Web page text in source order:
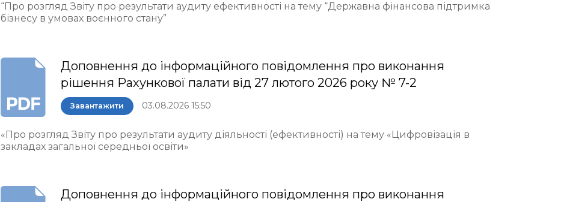
“Про розгляд Звіту про результати аудиту ефективності на тему “Державна фінансова підтримка
бізнесу в умовах воєнного стану”
Доповнення до інформаційного повідомлення про виконання
рішення Рахункової палати від 27 лютого 2026 року № 7-2
Завантажити 03.08.2026 15:50
«Про розгляд Звіту про результати аудиту діяльності (ефективності) на тему «Цифровізація в
закладах загальної середньої освіти»
Доповнення до інформаційного повідомлення про виконання